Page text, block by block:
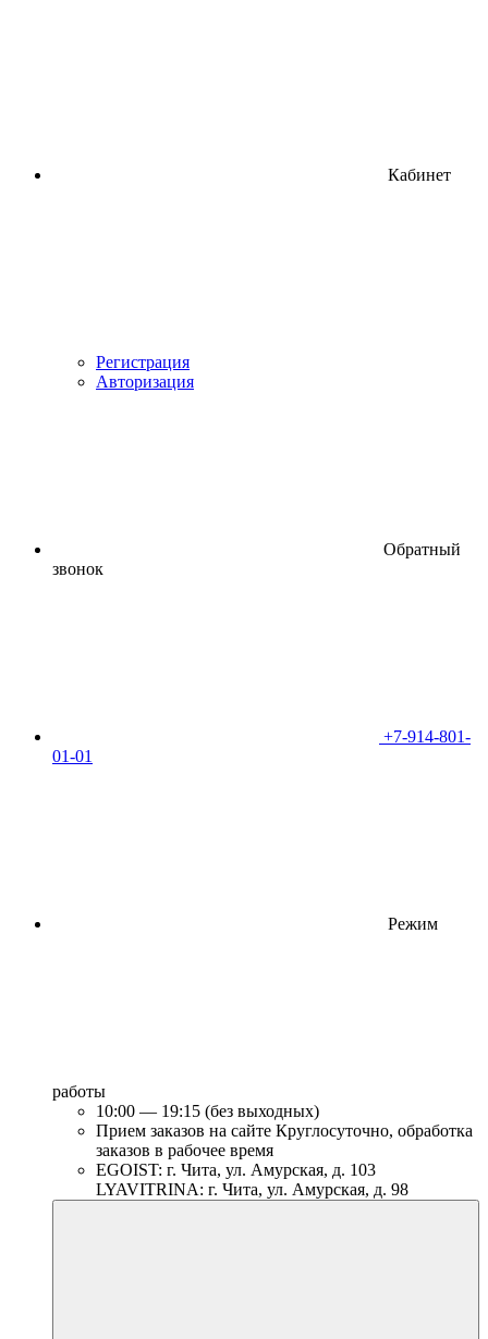
Кабинет
Регистрация
Авторизация
Обратный
звонок
+7-914-801-
01-01
Режим
работы
10:00 — 19:15 (без выходных)
Прием заказов на сайте Круглосуточно, обработка
заказов в рабочее время
EGOIST: г. Чита, ул. Амурская, д. 103
LYAVITRINA: г. Чита, ул. Амурская, д. 98